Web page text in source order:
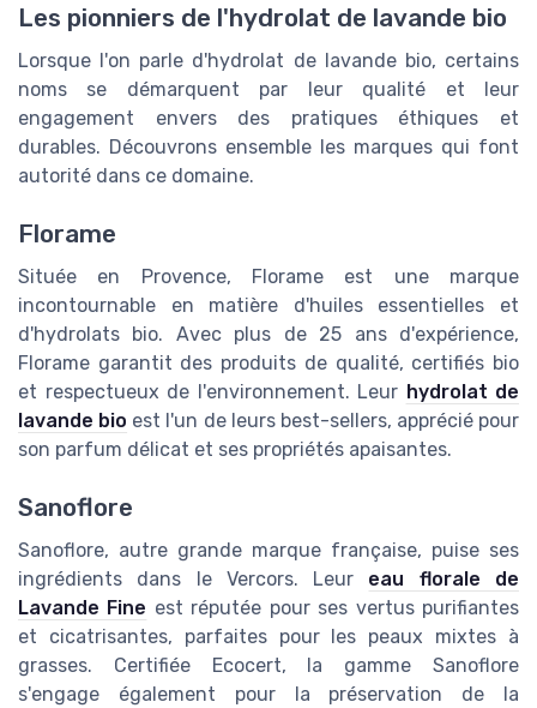
Les pionniers de l'hydrolat de lavande bio
Lorsque l'on parle d'hydrolat de lavande bio, certains
noms se démarquent par leur qualité et leur
engagement envers des pratiques éthiques et
durables. Découvrons ensemble les marques qui font
autorité dans ce domaine.
Florame
Située en Provence, Florame est une marque
incontournable en matière d'huiles essentielles et
d'hydrolats bio. Avec plus de 25 ans d'expérience,
Florame garantit des produits de qualité, certifiés bio
et respectueux de l'environnement. Leur hydrolat de
lavande bio est l'un de leurs best-sellers, apprécié pour
son parfum délicat et ses propriétés apaisantes.
Sanoflore
Sanoflore, autre grande marque française, puise ses
ingrédients dans le Vercors. Leur eau florale de
Lavande Fine est réputée pour ses vertus purifiantes
et cicatrisantes, parfaites pour les peaux mixtes à
grasses. Certifiée Ecocert, la gamme Sanoflore
s'engage également pour la préservation de la